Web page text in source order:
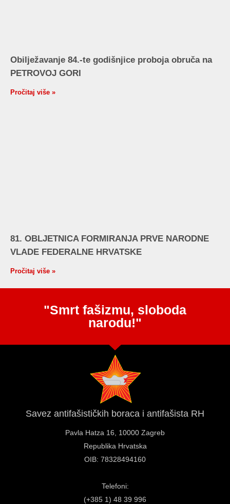
Obilježavanje 84.-te godišnjice proboja obruča na
PETROVOJ GORI
Pročitaj više »
81. OBLJETNICA FORMIRANJA PRVE NARODNE
VLADE FEDERALNE HRVATSKE
Pročitaj više »
"Smrt fašizmu, sloboda
narodu!"
Savez antifašističkih boraca i antifašista RH
Pavla Hatza 16, 10000 Zagreb
Republika Hrvatska
OIB: 78328494160
Telefoni:
(+385 1) 48 39 996